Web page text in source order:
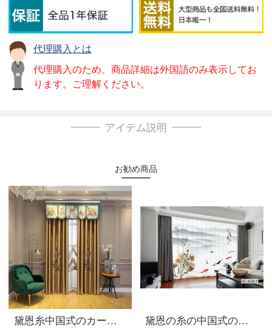
代理購入とは
代理購入のため、商品詳細は外国語のみ表示してお
ります。ご理解ください。
アイテム説明
お勧め商品
黛恩糸中国式のカーテンは高精密なシミュレーション糸山水をカスタマイズしました。中国風の新中国式の古典刺繍リビングルームの書斎の遮光布のカーテンをカスタマイズしました。カレー色の布は幅が5.2メートルで、6.5メートルです。8.0メートルです。
黛恩の糸の中国式のカーテンハスの花の山水の花鳥の水墨画の風景3 Dデジタルプリントのカーテンの窓の紗の客間の書斎の新しい中国式の古典の風格のハスの花の2は何メートルを要していくつの件を撮影しますか？